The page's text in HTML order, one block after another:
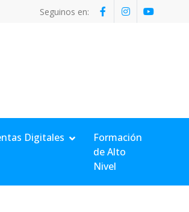
Seguinos en:
Digitales
Formación
de Alto
Nivel